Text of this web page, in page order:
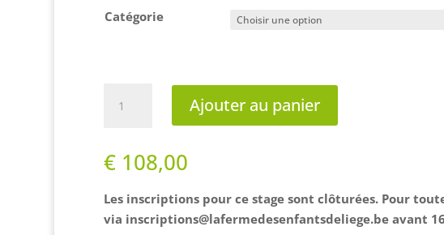
Catégorie
apprentis
fermiers
Ajouter au panier
€108,00
Les inscriptions pour ce stage sont clôturées. Pour
via inscriptions@lafermedesenfantsdeliege.beavant